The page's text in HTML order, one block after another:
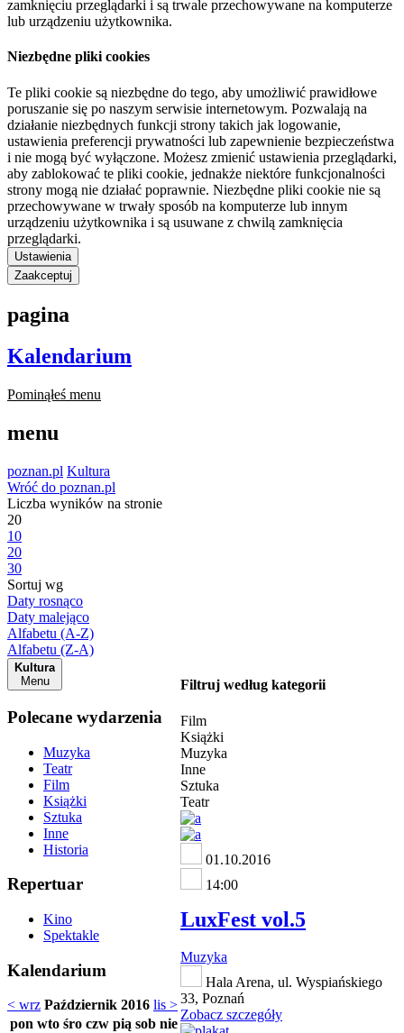
zamknięciu przeglądarki i są trwale przechowywane na komputerze
lub urządzeniu użytkownika.
Niezbędne pliki cookies
Te pliki cookie są niezbędne do tego, aby umożliwić prawidłowe
poruszanie się po naszym serwisie internetowym. Pozwalają na
działanie niezbędnych funkcji strony takich jak logowanie,
ustawienia preferencji prywatności lub zapewnienie bezpieczeństwa
i nie mogą być wyłączone. Możesz zmienić ustawienia przeglądarki,
aby zablokować te pliki cookie, jednakże niektóre funkcjonalności
strony mogą nie działać poprawnie. Niezbędne pliki cookie nie są
przechowywane w trwały sposób na komputerze lub innym
urządzeniu użytkownika i są usuwane z chwilą zamknięcia
przeglądarki.
Ustawienia
Zaakceptuj
pagina
Kalendarium
Pominąłeś menu
menu
poznan.pl Kultura
Wróć do poznan.pl
Liczba wyników na stronie
20
10
20
30
Sortuj wg
Daty rosnąco
Daty malejąco
Alfabetu (A-Z)
Alfabetu (Z-A)
Kultura
Menu
Polecane wydarzenia
Muzyka
Teatr
Film
Książki
Sztuka
Inne
Historia
Repertuar
Kino
Spektakle
Kalendarium
< wrz Październik 2016 lis >
pon wto śro czw pią sob nie
Filtruj według kategorii
Film
Książki
Muzyka
Inne
Sztuka
Teatr
01.10.2016
14:00
LuxFest vol.5
Muzyka
Hala Arena, ul. Wyspiańskiego
33, Poznań
Zobacz szczegóły